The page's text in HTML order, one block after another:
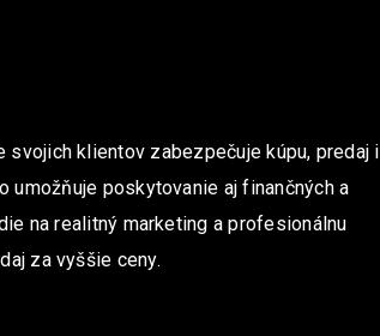
svojich klientov zabezpečuje kúpu, predaj i
umožňuje poskytovanie aj finančných a
na realitný marketing a profesionálnu
za vyššie ceny.